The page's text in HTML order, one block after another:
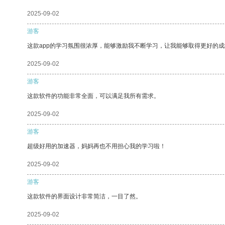
2025-09-02
游客
这款app的学习氛围很浓厚，能够激励我不断学习，让我能够取得更好的
2025-09-02
游客
这款软件的功能非常全面，可以满足我所有需求。
2025-09-02
游客
超级好用的加速器，妈妈再也不用担心我的学习啦！
2025-09-02
游客
这款软件的界面设计非常简洁，一目了然。
2025-09-02